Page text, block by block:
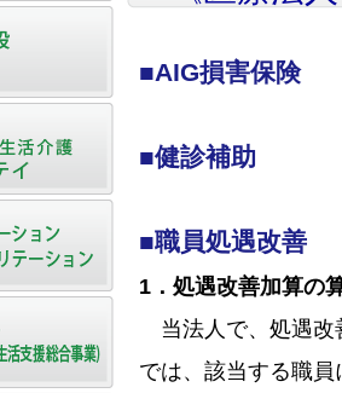
■AIG損害保険
■健診補助
■職員処遇改善
1．処遇改善加算の
当法人で、処遇改
では、該当する職